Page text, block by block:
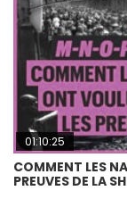
01:10:25
COMMENT LES
PREUVES DE LA